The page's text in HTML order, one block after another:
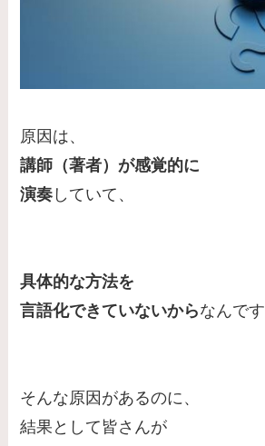
原因は、
講師（著者）が感覚的に
演奏 していて、
具体的な方法を
言語化できていないからなんです
そんな原因があるのに、
結果として皆さんが